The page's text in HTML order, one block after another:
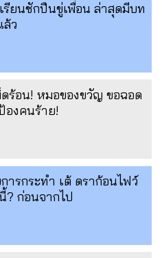
รียนชักปืนขู่เพื่อน ล่าสุดมีบท
ว
ดร้อน! หมอของขวัญ ขอฉอด
องคนร้าย!
ารกระทำ เต้ ดราก้อนไฟว์
? ก่อนจากไป